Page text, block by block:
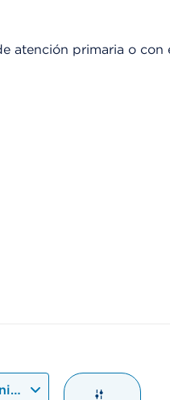
atención primaria o con
más próxima